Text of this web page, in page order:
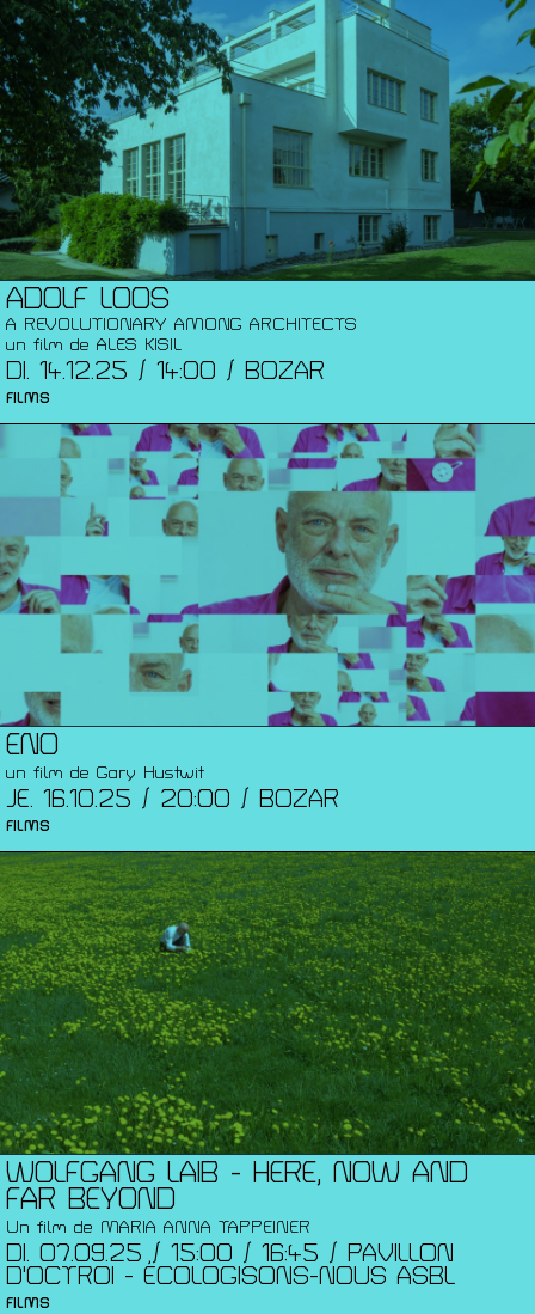
ADOLF LOOS
A REVOLUTIONARY AMONG ARCHITECTS
un film de ALES KISIL
DI. 14.12.25 / 14:00 / BOZAR
FILMS
ENO
un film de Gary Hustwit
JE. 16.10.25 / 20:00 / BOZAR
FILMS
WOLFGANG LAIB - HERE, NOW AND
FAR BEYOND
Un film de MARIA ANNA TAPPEINER
DI. 07.09.25 / 15:00 / 16:45 / PAVILLON
D'OCTROI - ÉCOLOGISONS-NOUS ASBL
FILMS